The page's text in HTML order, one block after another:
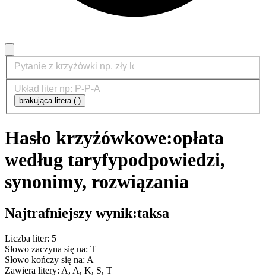
brakująca litera (-)
Hasło krzyżówkowe:opłata
według taryfypodpowiedzi,
synonimy, rozwiązania
Najtrafniejszy wynik:taksa
Liczba liter: 5
Słowo zaczyna się na: T
Słowo kończy się na: A
Zawiera litery: A, A, K, S, T